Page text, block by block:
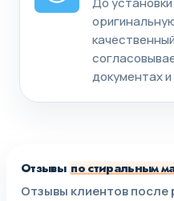
документах
Отзывы по стиральным
Отзывы клиентов после